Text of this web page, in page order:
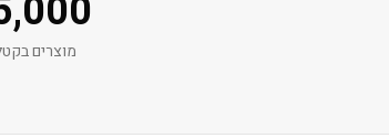
מוצרים